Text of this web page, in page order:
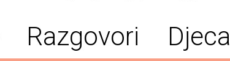
Razgovori Djeca